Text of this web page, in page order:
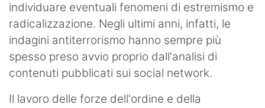
individuare eventuali fenomeni di estremismo e
radicalizzazione. Negli ultimi anni, infatti, le
indagini antiterrorismo hanno sempre più
spesso preso avvio proprio dall'analisi di
contenuti pubblicati sui social network.
Il lavoro delle forze dell'ordine e della